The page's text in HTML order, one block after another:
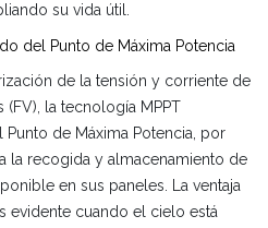
su vida útil.
del Punto de Máxima Potencia
de la tensión y corriente de
la tecnología MPPT
de Máxima Potencia, por
la recogida y almacenamiento de
en sus paneles. La ventaja
evidente cuando el cielo está